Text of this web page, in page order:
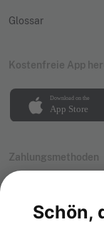
Glossar
Kostenfreie App
Zahlungsmethoden